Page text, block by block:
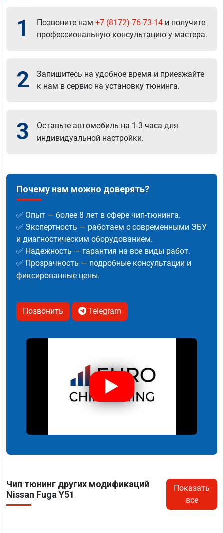
1 Позвоните нам +7 (8172) 76-73-14 и получите
профессиональную консультацию у мастера.
2
Запишитесь на удобное время и приезжайте
к нам в сервис на установку тюнинга.
3
Оставьте автомобиль на 1-3 часа для
индивидуальной настройки.
Почему нам можно доверять?
✅ Опыт — более 8 лет в сфере чип-тюнинга.
✅ Экспертность — работаем с современными ЭБУ
и диагностическим оборудованием.
✅ Надежность — гарантия на все виды работ.
✅ Прозрачность — подробные консультации и
фиксированные цены.
Позвонить Telegram
Чип тюнинг других модификаций
Nissan Fuga Y51
Показать
все